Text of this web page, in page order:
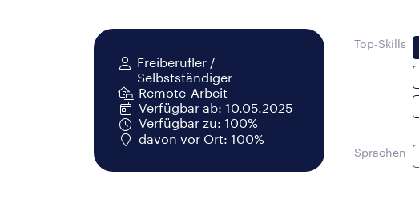
Freiberufler /
Selbstständiger
Remote-Arbeit
Verfügbar ab: 10.05.2025
Verfügbar zu: 100%
davon vor Ort: 100%
Top-Skills
Sprachen